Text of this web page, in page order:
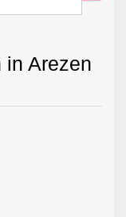
in Arezen